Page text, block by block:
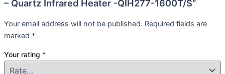
– Quartz Infrared Heater -QIH277-1600T/S”
Your email address will not be published. Required fields are
marked *
Your rating *